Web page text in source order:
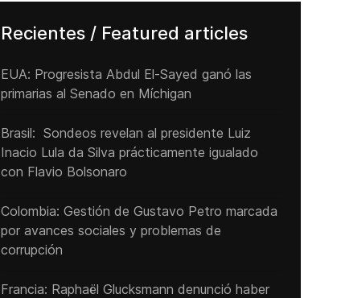
Recientes / Featured articles
EUA: Progresista Abdul El-Sayed ganó las
primarias al Senado ‌en Míchigan
Brasil: Sondeos revelan al presidente Luiz
Inacio Lula da Silva prácticamente igualado
con Flavio Bolsonaro
Colombia: Gestión de Gustavo Petro marcada
por avances sociales y problemas de
corrupción
Francia: Raphaël Glucksmann denunció haber